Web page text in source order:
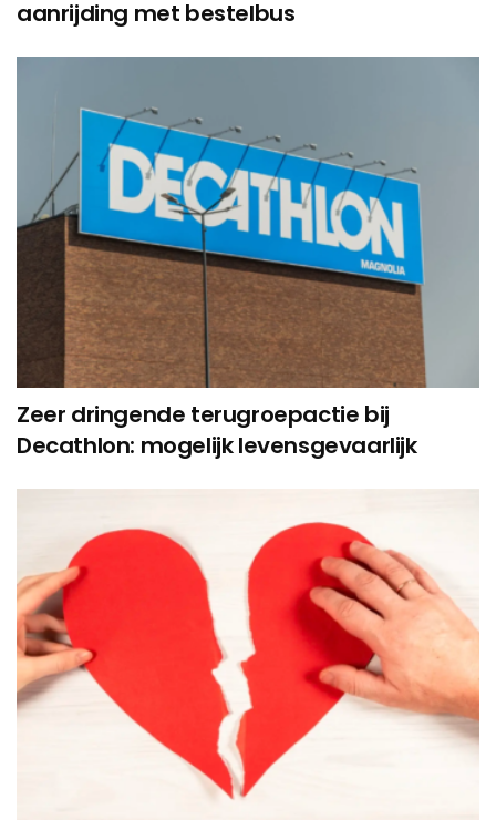
aanrijding met bestelbus
Zeer dringende terugroepactie bij
Decathlon: mogelijk levensgevaarlijk